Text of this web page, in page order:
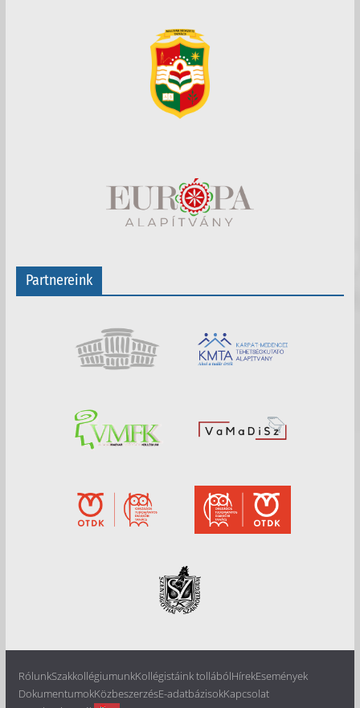
Partnereink
RólunkSzakkollégiumunkKollégistáink tollábólHírekEsemények
DokumentumokKözbeszerzésE-adatbázisokKapcsolat